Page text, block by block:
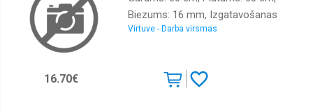
Biezums: 16 mm, Izgatavošanas
materiāls: LKSP + PVH, Krāsa: ozols
Virtuve - Darba virsmas
16.70€